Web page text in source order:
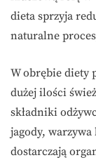
dieta sprzyja
naturalne
W obrębie diety
dużej ilości
składniki
jagody,
dostarczają